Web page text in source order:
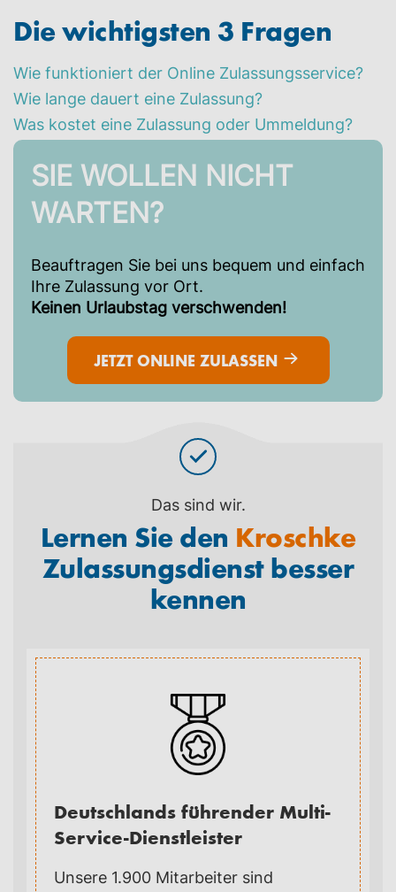
Die wichtigsten 3 Fragen
Wie funktioniert der Online Zulassungsservice?
Wie lange dauert eine Zulassung?
Was kostet eine Zulassung oder Ummeldung?
SIE WOLLEN NICHT
WARTEN?
Beauftragen Sie bei uns bequem und einfach
Ihre Zulassung vor Ort.
Keinen Urlaubstag verschwenden!
JETZT ONLINE ZULASSEN
Das sind wir.
Lernen Sie den Kroschke
Zulassungsdienst besser
kennen
Deutschlands führender Multi-
Service-Dienstleister
Unsere 1.900 Mitarbeiter sind